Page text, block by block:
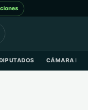
CÁMARA DE